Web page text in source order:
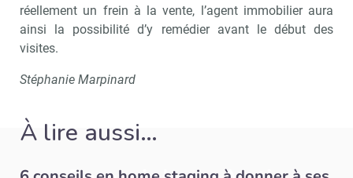
réellement un frein à la vente, l’agent immobilier aura
ainsi la possibilité d’y remédier avant le début des
visites.
Stéphanie Marpinard
À lire aussi…